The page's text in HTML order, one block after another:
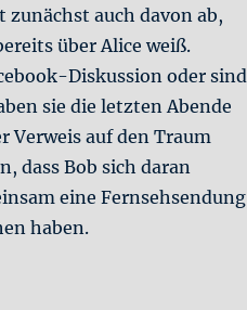
zunächst auch davon ab,
über Alice weiß.
Diskussion oder sind
sie die letzten Abende
Verweis auf den Traum
dass Bob sich daran
eine Fernsehsendung
haben.